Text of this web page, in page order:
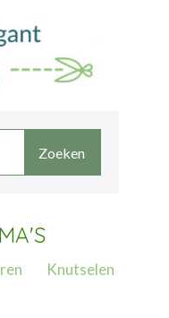
Zoeken
Knutselen